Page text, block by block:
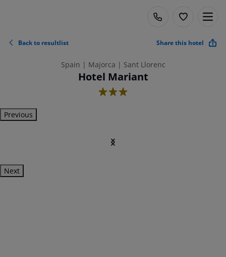
Back to resultlist Share this hotel
Spain | Majorca | Sant Llorenc
Hotel Mariant
3
Previous
Next